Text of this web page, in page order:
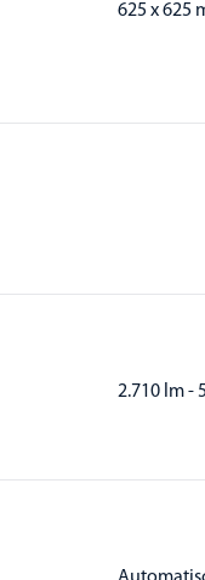
625 x 625
2.710 lm -